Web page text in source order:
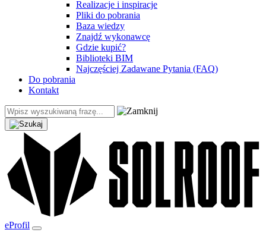
Realizacje i inspiracje
Pliki do pobrania
Baza wiedzy
Znajdź wykonawcę
Gdzie kupić?
Biblioteki BIM
Najczęściej Zadawane Pytania (FAQ)
Do pobrania
Kontakt
eProfil